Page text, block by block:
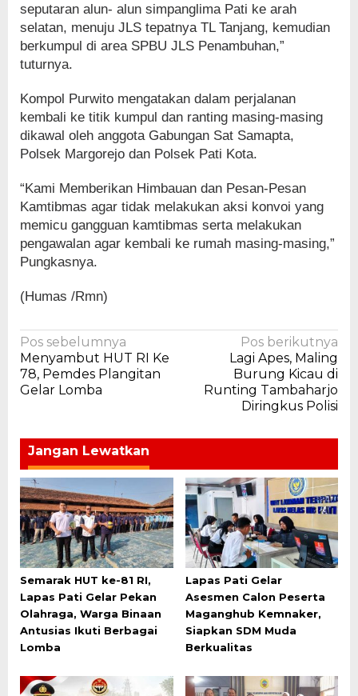
seputaran alun- alun simpanglima Pati ke arah
selatan, menuju JLS tepatnya TL Tanjang, kemudian
berkumpul di area SPBU JLS Penambuhan,”
tuturnya.
Kompol Purwito mengatakan dalam perjalanan
kembali ke titik kumpul dan ranting masing-masing
dikawal oleh anggota Gabungan Sat Samapta,
Polsek Margorejo dan Polsek Pati Kota.
“Kami Memberikan Himbauan dan Pesan-Pesan
Kamtibmas agar tidak melakukan aksi konvoi yang
memicu gangguan kamtibmas serta melakukan
pengawalan agar kembali ke rumah masing-masing,”
Pungkasnya.
(Humas /Rmn)
Navigasi
pos
Pos sebelumnya
Menyambut HUT RI Ke
78, Pemdes Plangitan
Gelar Lomba
Pos berikutnya
Lagi Apes, Maling
Burung Kicau di
Runting Tambaharjo
Diringkus Polisi
Jangan Lewatkan
Semarak HUT ke-81 RI,
Lapas Pati Gelar Pekan
Olahraga, Warga Binaan
Antusias Ikuti Berbagai
Lomba
Lapas Pati Gelar
Asesmen Calon Peserta
Maganghub Kemnaker,
Siapkan SDM Muda
Berkualitas